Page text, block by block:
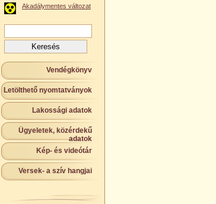
Akadálymentes változat
Vendégkönyv
Letölthető nyomtatványok
Lakossági adatok
Ügyeletek, közérdekű
adatok
Kép- és videótár
Versek- a szív hangjai